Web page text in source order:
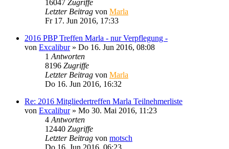
16047 Zugriffe
Letzter Beitrag von Marla
Fr 17. Jun 2016, 17:33
2016 PBP Treffen Marla - nur Verpflegung -
von Excalibur» Do 16. Jun 2016, 08:08
1 Antworten
8196 Zugriffe
Letzter Beitrag von Marla
Do 16. Jun 2016, 16:32
Re: 2016 Mitgliedertreffen Marla Teilnehmerliste
von Excalibur» Mo 30. Mai 2016, 11:23
4 Antworten
12440 Zugriffe
Letzter Beitrag von motsch
Do 16. Jun 2016, 06:23